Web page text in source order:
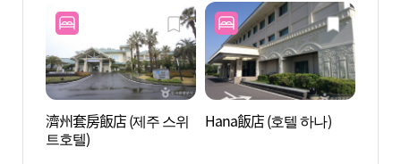
濟州套房飯店 (제주 스위
트호텔)
Hana飯店 (호텔 하나)